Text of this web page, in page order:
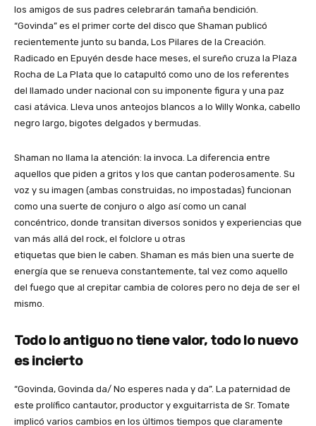
los amigos de sus padres celebrarán tamaña bendición.
“Govinda” es el primer corte del disco que Shaman publicó
recientemente junto su banda, Los Pilares de la Creación.
Radicado en Epuyén desde hace meses, el sureño cruza la Plaza
Rocha de La Plata que lo catapultó como uno de los referentes
del llamado under nacional con su imponente figura y una paz
casi atávica. Lleva unos anteojos blancos a lo Willy Wonka, cabello
negro largo, bigotes delgados y bermudas.
Shaman no llama la atención: la invoca. La diferencia entre
aquellos que piden a gritos y los que cantan poderosamente. Su
voz y su imagen (ambas construidas, no impostadas) funcionan
como una suerte de conjuro o algo así como un canal
concéntrico, donde transitan diversos sonidos y experiencias que
van más allá del rock, el folclore u otras
etiquetas que bien le caben. Shaman es más bien una suerte de
energía que se renueva constantemente, tal vez como aquello
del fuego que al crepitar cambia de colores pero no deja de ser el
mismo.
Todo lo antiguo no tiene valor, todo lo nuevo
es incierto
“Govinda, Govinda da/ No esperes nada y da”. La paternidad de
este prolífico cantautor, productor y exguitarrista de Sr. Tomate
implicó varios cambios en los últimos tiempos que claramente